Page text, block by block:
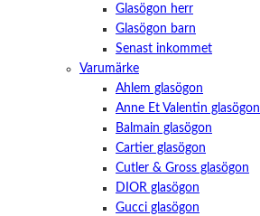
Glasögon herr
Glasögon barn
Senast inkommet
Varumärke
Ahlem glasögon
Anne Et Valentin glasögon
Balmain glasögon
Cartier glasögon
Cutler & Gross glasögon
DIOR glasögon
Gucci glasögon